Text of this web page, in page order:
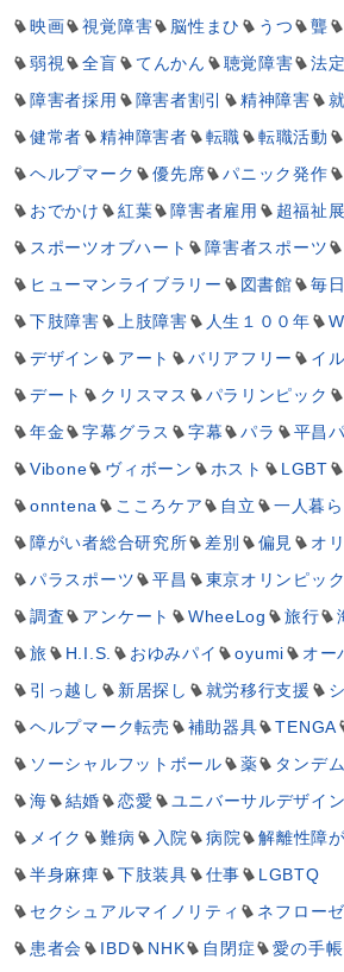
映画
視覚障害 脳性まひ うつ 聾
弱視
全盲 てんかん 聴覚障害 法
障害者採用
障害者割引 精神障害
健常者
精神障害者 転職 転職活動
ヘルプマーク
優先席 パニック発作
おでかけ
紅葉 障害者雇用 超福祉展
スポーツオブハート
障害者スポーツ
ヒューマンライブラリー
図書館 毎
下肢障害
上肢障害 人生１００年
デザイン
アート バリアフリー イ
デート
クリスマス パラリンピック
年金
字幕グラス 字幕 パラ
平昌
Vibone
ヴィボーン ホスト LGBT
onntena
こころケア 自立
一人暮
障がい者総合研究所
差別 偏見
オ
パラスポーツ
平昌 東京オリンピック
調査
アンケート WheeLog 旅行
旅
H.I.S. おゆみパイ oyumi オー
引っ越し
新居探し 就労移行支援
ヘルプマーク転売
補助器具 TENGA
ソーシャルフットボール
薬 タンデ
海
結婚 恋愛 ユニバーサルデザイン
メイク
難病 入院 病院 解離性障
半身麻痺
下肢装具 仕事
LGBTQ
セクシュアルマイノリティ
ネフロー
患者会
IBD NHK 自閉症 愛の手帳